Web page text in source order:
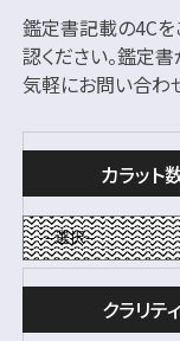
鑑定書記載の4Cを
認ください。鑑定書
気軽にお問い合わ
カラット
クラリティ